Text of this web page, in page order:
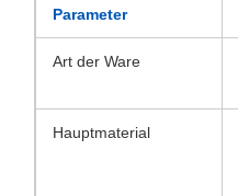
Parameter
Art der Ware
Hauptmaterial